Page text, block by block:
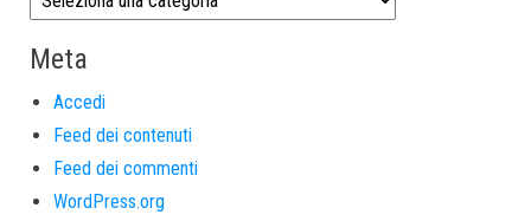
Meta
Accedi
Feed dei contenuti
Feed dei commenti
WordPress.org